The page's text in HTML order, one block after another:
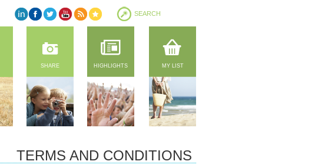
SHARE HIGHLIGHTS MY LIST
TERMS AND CONDITIONS